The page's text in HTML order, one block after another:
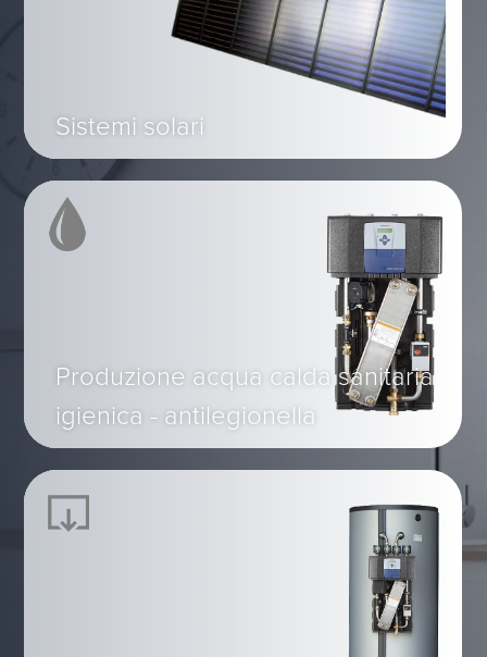
Sistemi solari
Produzione acqua calda sanitaria
igienica - antilegionella